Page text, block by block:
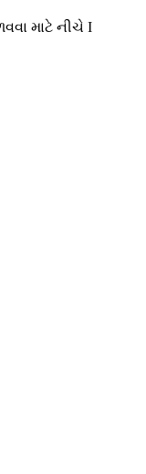
માટે નીચે I